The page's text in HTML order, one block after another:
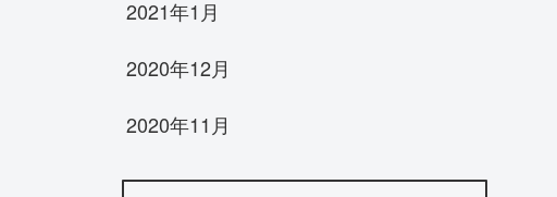
2021年1月
2020年12月
2020年11月